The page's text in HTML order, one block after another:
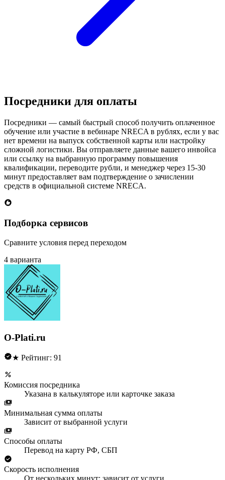
Посредники для оплаты
Посредники — самый быстрый способ получить оплаченное
обучение или участие в вебинаре NRECA в рублях, если у вас
нет времени на выпуск собственной карты или настройку
сложной логистики. Вы отправляете данные вашего инвойса
или ссылку на выбранную программу повышения
квалификации, переводите рубли, и менеджер через 15-30
минут предоставляет вам подтверждение о зачислении
средств в официальной системе NRECA.
Подборка сервисов
Сравните условия перед переходом
4 варианта
O-Plati.ru
★ Рейтинг: 91
Комиссия посредника
Указана в калькуляторе или карточке заказа
Минимальная сумма оплаты
Зависит от выбранной услуги
Способы оплаты
Перевод на карту РФ, СБП
Скорость исполнения